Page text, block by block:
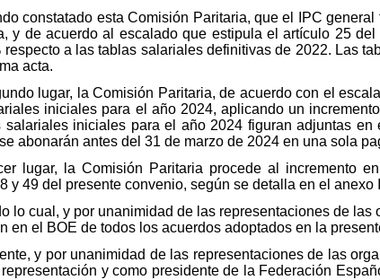
constatado esta Comisión Paritaria, que el IPC
y de acuerdo al escalado que estipula el artículo 25
respecto a las tablas salariales definitivas de 2022. Las
acta.
lugar, la Comisión Paritaria, de acuerdo con el
iniciales para el año 2024, aplicando un
salariales iniciales para el año 2024 figuran adjuntas
abonarán antes del 31 de marzo de 2024 en una sola
lugar, la Comisión Paritaria procede al incremento
y 49 del presente convenio, según se detalla en el anexo
lo cual, y por unanimidad de las representaciones de
en el BOE de todos los acuerdos adoptados en la
y por unanimidad de las representaciones de las
representación y como presidente de la Federación